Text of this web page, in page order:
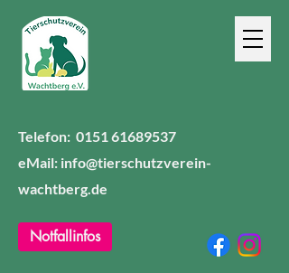
Telefon: 0151 61689537
eMail: info@tierschutzverein-
wachtberg.de
Notfallinfos